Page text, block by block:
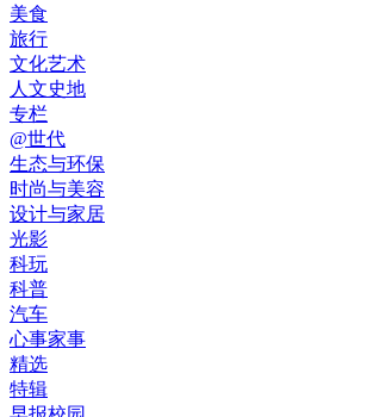
美食
旅行
文化艺术
人文史地
专栏
@世代
生态与环保
时尚与美容
设计与家居
光影
科玩
科普
汽车
心事家事
精选
特辑